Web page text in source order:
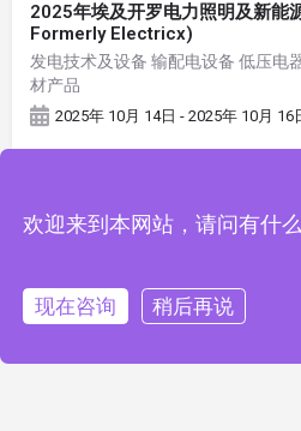
2025年埃及开罗电力照明及新能
Formerly Electricx)
发电技术及设备 输配电设备 低压电
材产品
2025年 10月 14日 - 2025年 10月 16
欢迎来到本网站，请问有什
现在咨询 稍后再说